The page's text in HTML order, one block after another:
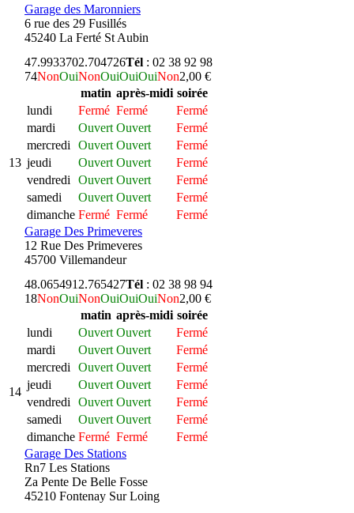
Garage des Maronniers
6 rue des 29 Fusillés
45240 La Ferté St Aubin
13
47.9933702.704726Tél : 02 38 92 98
74NonOuiNonOuiOuiOuiNon2,00 €
matin après-midi soirée
lundi
Fermé Fermé
Fermé
mardi
Ouvert Ouvert
Fermé
mercredi
Ouvert Ouvert
Fermé
jeudi
Ouvert Ouvert
Fermé
vendredi
Ouvert Ouvert
Fermé
samedi
Ouvert Ouvert
Fermé
dimanche Fermé Fermé
Fermé
Garage Des Primeveres
12 Rue Des Primeveres
45700 Villemandeur
14
48.065491 2.765427Tél : 02 38 98 94
18NonOuiNonOuiOuiOuiNon2,00 €
matin après-midi soirée
lundi
Ouvert Ouvert
Fermé
mardi
Ouvert Ouvert
Fermé
mercredi
Ouvert Ouvert
Fermé
jeudi
Ouvert Ouvert
Fermé
vendredi
Ouvert Ouvert
Fermé
samedi
Ouvert Ouvert
Fermé
dimanche Fermé Fermé
Fermé
Garage Des Stations
Rn7 Les Stations
Za Pente De Belle Fosse
45210 Fontenay Sur Loing